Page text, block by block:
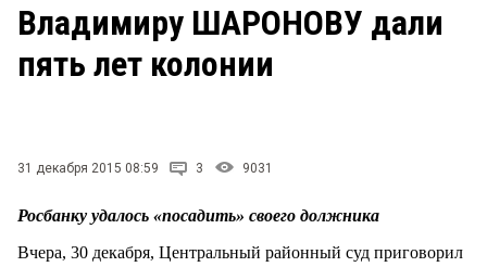
ЗАКОН
СТИЛЬ ЖИЗНИ
Рейтинги
Владимиру ШАРОНОВУ дали
пять лет колонии
31 декабря 2015 08:59 3 9031
Росбанку удалось «посадить» своего должника
Вчера, 30 декабря, Центральный районный суд приговорил